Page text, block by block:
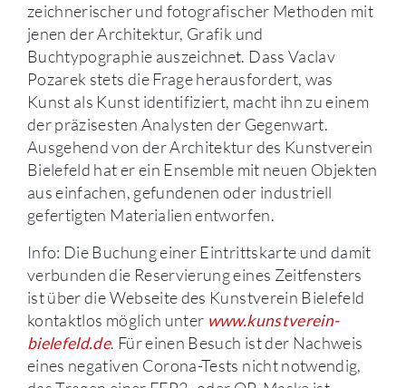
zeichnerischer und fotografischer Methoden mit
jenen der Architektur, Grafik und
Buchtypographie auszeichnet. Dass Vaclav
Pozarek stets die Frage herausfordert, was
Kunst als Kunst identifiziert, macht ihn zu einem
der präzisesten Analysten der Gegenwart.
Ausgehend von der Architektur des Kunstverein
Bielefeld hat er ein Ensemble mit neuen Objekten
aus einfachen, gefundenen oder industriell
gefertigten Materialien entworfen.
Info: Die Buchung einer Eintrittskarte und damit
verbunden die Reservierung eines Zeitfensters
ist über die Webseite des Kunstverein Bielefeld
kontaktlos möglich unter www.kunstverein-
bielefeld.de. Für einen Besuch ist der Nachweis
eines negativen Corona-Tests nicht notwendig,